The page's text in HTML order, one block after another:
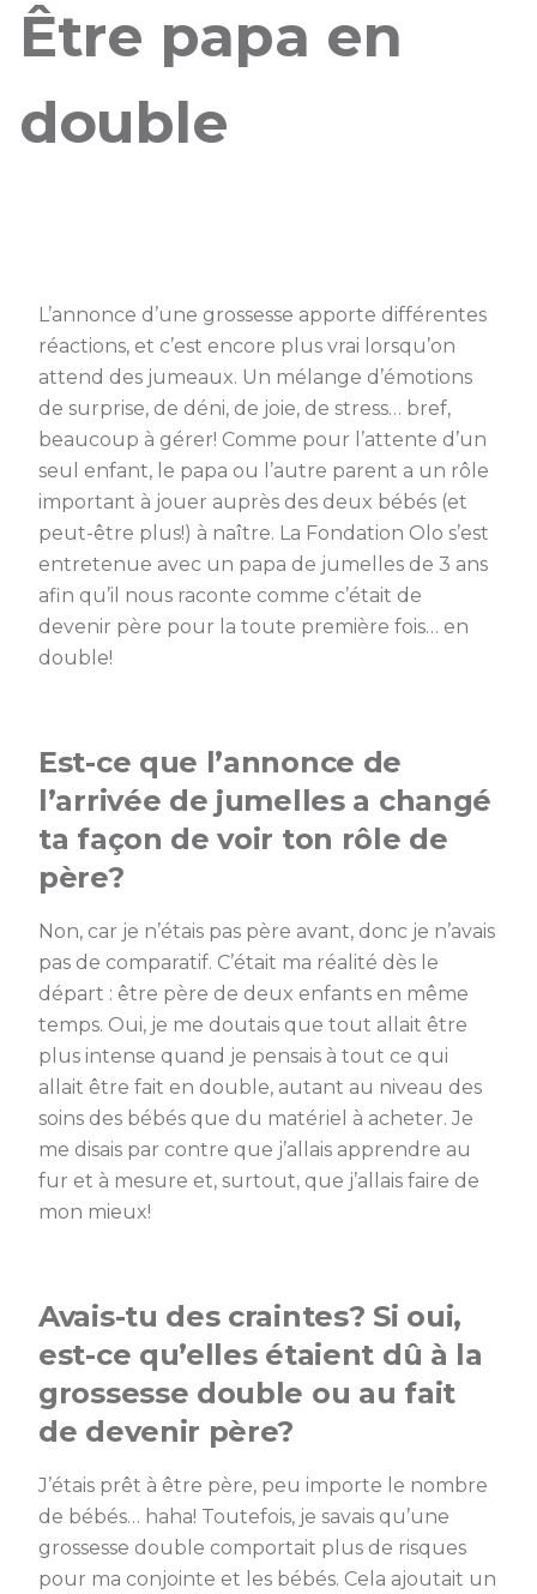
Être papa en
double
L’annonce d’une grossesse apporte différentes
réactions, et c’est encore plus vrai lorsqu’on
attend des jumeaux. Un mélange d’émotions
de surprise, de déni, de joie, de stress… bref,
beaucoup à gérer! Comme pour l’attente d’un
seul enfant, le papa ou l’autre parent a un rôle
important à jouer auprès des deux bébés (et
peut-être plus!) à naître. La Fondation Olo s’est
entretenue avec un papa de jumelles de 3 ans
afin qu’il nous raconte comme c’était de
devenir père pour la toute première fois… en
double!
Est-ce que l’annonce de
l’arrivée de jumelles a changé
ta façon de voir ton rôle de
père?
Non, car je n’étais pas père avant, donc je n’avais
pas de comparatif. C’était ma réalité dès le
départ : être père de deux enfants en même
temps. Oui, je me doutais que tout allait être
plus intense quand je pensais à tout ce qui
allait être fait en double, autant au niveau des
soins des bébés que du matériel à acheter. Je
me disais par contre que j’allais apprendre au
fur et à mesure et, surtout, que j’allais faire de
mon mieux!
Avais-tu des craintes? Si oui,
est-ce qu’elles étaient dû à la
grossesse double ou au fait
de devenir père?
J’étais prêt à être père, peu importe le nombre
de bébés… haha! Toutefois, je savais qu’une
grossesse double comportait plus de risques
pour ma conjointe et les bébés. Cela ajoutait un